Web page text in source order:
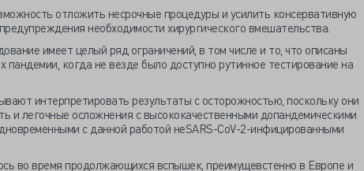
отложить несрочные процедуры и усилить консервативную
необходимости хирургического вмешательства.
имеет целый ряд ограничений, в том числе и то, что описаны
пандемии, когда не везде было доступно рутинное тестирование на
интерпретировать результаты с осторожностью, поскольку они
и легочные осложнения с высококачественными допандемическими
с данной работой неSARS-CoV-2-инфицированными
во время продолжающихся вспышек, преимущевстенно в Европе и